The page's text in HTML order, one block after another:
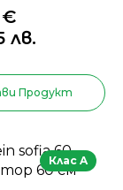
€
лв.
Продукт
Клас A